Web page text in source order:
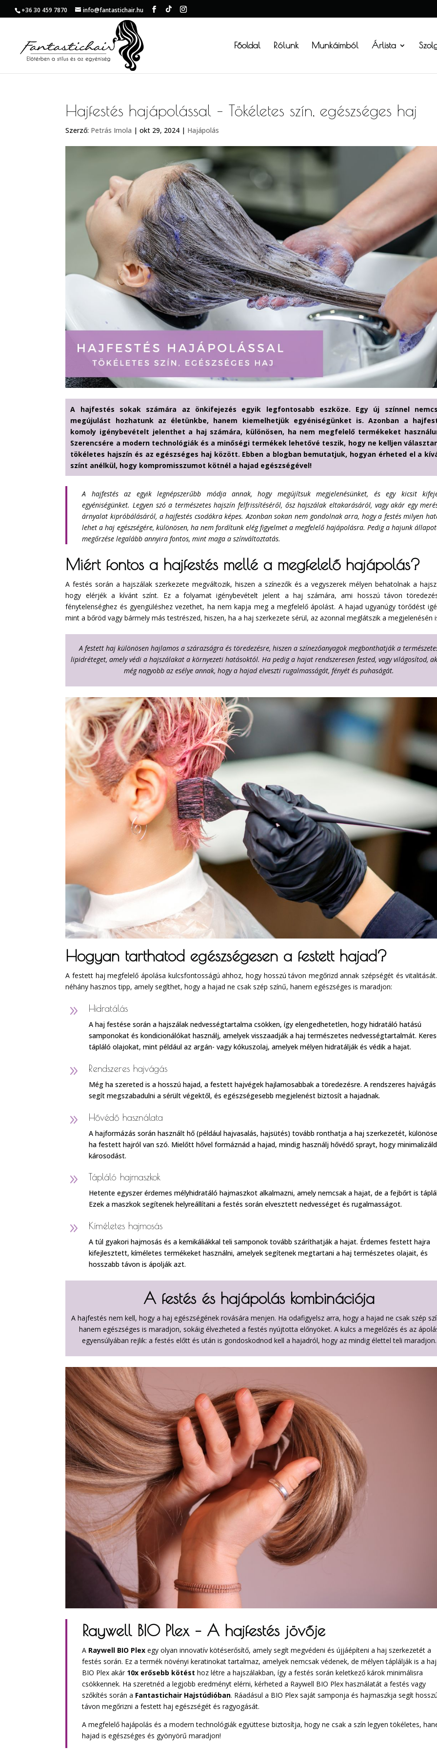
+36 30 459 7870 info@fantastichair.hu
Főoldal Rólunk Munkáimból Árlista
Hajfestés hajápolással – Tökéletes szín, egészséges haj
Szerző: Petrás Imola |okt 29, 2024 | Hajápolás
A hajfestés sokak számára az önkifejezés egyik legfontosabb eszköze. Egy új színnel
megújulást hozhatunk az életünkbe, hanem kiemelhetjük egyéniségünket is. Azonban a
komoly igénybevételt jelenthet a haj számára, különösen, ha nem megfelelő termékeket
Szerencsére a modern technológiák és a minőségi termékek lehetővé teszik, hogy ne kelljen
tökéletes hajszín és az egészséges haj között. Ebben a blogban bemutatjuk, hogyan érheted el a
színt anélkül, hogy kompromisszumot kötnél a hajad egészségével!
A hajfestés az egyik legnépszerűbb módja annak, hogy megújítsuk megjelenésünket, és egy kicsit
egyéniségünket. Legyen szó a természetes hajszín felfrissítéséről, ősz hajszálak eltakarásáról, vagy akár egy
árnyalat kipróbálásáról, a hajfestés csodákra képes. Azonban sokan nem gondolnak arra, hogy a festés milyen
lehet a haj egészségére, különösen, ha nem fordítunk elég figyelmet a megfelelő hajápolásra. Pedig a hajunk
megőrzése legalább annyira fontos, mint maga a színváltoztatás.
Miért fontos a hajfestés mellé a megfelelő hajápolás?
A festés során a hajszálak szerkezete megváltozik, hiszen a színezők és a vegyszerek mélyen behatolnak a
hogy elérjék a kívánt színt. Ez a folyamat igénybevételt jelent a haj számára, ami hosszú távon
fénytelenséghez és gyengüléshez vezethet, ha nem kapja meg a megfelelő ápolást. A hajad ugyanúgy törődést
mint a bőröd vagy bármely más testrészed, hiszen, ha a haj szerkezete sérül, az azonnal meglátszik a megjelenésén
A festett haj különösen hajlamos a szárazságra és töredezésre, hiszen a színezőanyagok megbonthatják a
lipidréteget, amely védi a hajszálakat a környezeti hatásoktól. Ha pedig a hajat rendszeresen fested, vagy világosítod,
még nagyobb az esélye annak, hogy a hajad elveszti rugalmasságát, fényét és puhaságát.
Hogyan tarthatod egészségesen a festett hajad?
A festett haj megfelelő ápolása kulcsfontosságú ahhoz, hogy hosszú távon megőrizd annak szépségét és
néhány hasznos tipp, amely segíthet, hogy a hajad ne csak szép színű, hanem egészséges is maradjon:
9 Hidratálás
A haj festése során a hajszálak nedvességtartalma csökken, így elengedhetetlen, hogy hidratáló hatású
samponokat és kondicionálókat használj, amelyek visszaadják a haj természetes nedvességtartalmát.
tápláló olajokat, mint például az argán- vagy kókuszolaj, amelyek mélyen hidratálják és védik a hajat.
9 Rendszeres hajvágás
Még ha szereted is a hosszú hajad, a festett hajvégek hajlamosabbak a töredezésre. A rendszeres hajvágás
segít megszabadulni a sérült végektől, és egészségesebb megjelenést biztosít a hajadnak.
9 Hővédő használata
A hajformázás során használt hő (például hajvasalás, hajsütés) tovább ronthatja a haj szerkezetét,
ha festett hajról van szó. Mielőtt hővel formáznád a hajad, mindig használj hővédő sprayt, hogy
károsodást.
9 Tápláló hajmaszkok
Hetente egyszer érdemes mélyhidratáló hajmaszkot alkalmazni, amely nemcsak a hajat, de a fejbőrt is
Ezek a maszkok segítenek helyreállítani a festés során elvesztett nedvességet és rugalmasságot.
9 Kíméletes hajmosás
A túl gyakori hajmosás és a kemikáliákkal teli samponok tovább száríthatják a hajat. Érdemes festett hajra
kifejlesztett, kíméletes termékeket használni, amelyek segítenek megtartani a haj természetes olajait, és
hosszabb távon is ápolják azt.
A festés és hajápolás kombinációja
A hajfestés nem kell, hogy a haj egészségének rovására menjen. Ha odafigyelsz arra, hogy a hajad ne csak szép
hanem egészséges is maradjon, sokáig élvezheted a festés nyújtotta előnyöket. A kulcs a megelőzés és az
egyensúlyában rejlik: a festés előtt és után is gondoskodnod kell a hajadról, hogy az mindig élettel teli maradjon.
Raywell BIO Plex – A hajfestés jövője
A Raywell BIO Plex egy olyan innovatív kötéserősítő, amely segít megvédeni és újjáépíteni a haj szerkezetét a
festés során. Ez a termék növényi keratinokat tartalmaz, amelyek nemcsak védenek, de mélyen táplálják is a
BIO Plex akár 10x erősebb kötést hoz létre a hajszálakban, így a festés során keletkező károk minimálisra
csökkennek. Ha szeretnéd a legjobb eredményt elérni, kérheted a Raywell BIO Plex használatát a festés vagy
szőkítés során a Fantastichair Hajstúdióban. Ráadásul a BIO Plex saját samponja és hajmaszkja segít
távon megőrizni a festett haj egészségét és ragyogását.
A megfelelő hajápolás és a modern technológiák együttese biztosítja, hogy ne csak a szín legyen tökéletes,
hajad is egészséges és gyönyörű maradjon!